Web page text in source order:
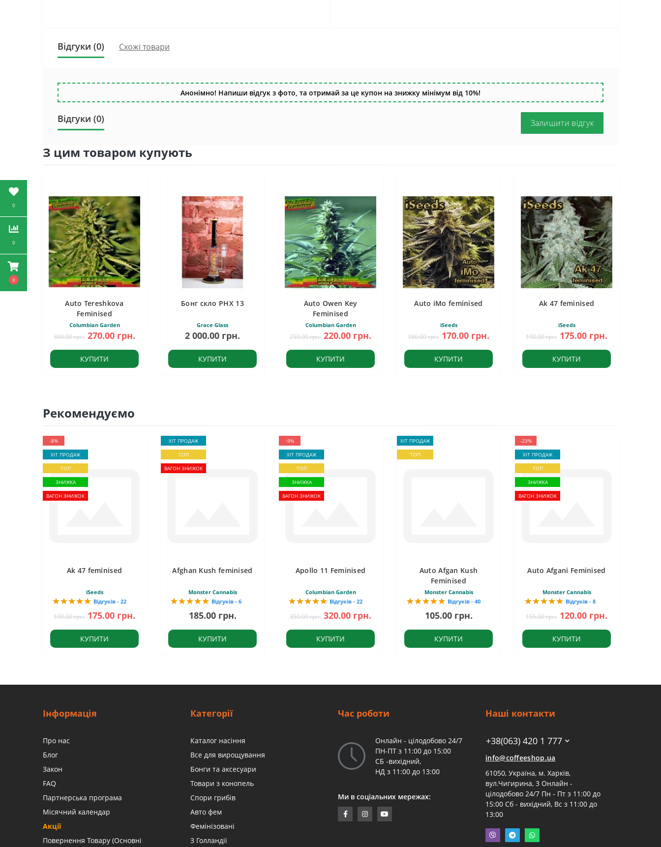
0
0
0
Відгуки (0) Схожі товари
Анонімно! Напиши відгук з фото, та отримай за це купон на знижку мінімум від 10%!
Відгуки (0) Залишити відгук
З цим товаром купують
Auto Tereshkova
Feminised
Columbian Garden
300.00 грн. 270.00 грн.
КУПИТИ
Бонг скло PHX 13
Grace Glass
2 000.00 грн.
КУПИТИ
Auto Owen Key
Feminised
Columbian Garden
250.00 грн. 220.00 грн.
КУПИТИ
Auto iMo feminised
iSeeds
180.00 грн. 170.00 грн.
КУПИТИ
Ak 47 feminised
iSeeds
190.00 грн. 175.00 грн.
КУПИТИ
Рекомендуємо
-8%
ХІТ ПРОДАЖ
ТОП
ЗНИЖКА
ВАГОН ЗНИЖОК
Ak 47 feminised
iSeeds
Відгуків - 22
190.00 грн. 175.00 грн.
КУПИТИ
ХІТ ПРОДАЖ
ТОП
ВАГОН ЗНИЖОК
Afghan Kush feminised
Monster Cannabis
Відгуків - 6
185.00 грн.
КУПИТИ
-9%
ХІТ ПРОДАЖ
ТОП
ЗНИЖКА
ВАГОН ЗНИЖОК
Apollo 11 Feminised
Columbian Garden
Відгуків - 22
350.00 грн. 320.00 грн.
КУПИТИ
ХІТ ПРОДАЖ
ТОП
Auto Afgan Kush
Feminised
Monster Cannabis
Відгуків - 40
105.00 грн.
КУПИТИ
-23%
ХІТ ПРОДАЖ
ТОП
ЗНИЖКА
ВАГОН ЗНИЖОК
Auto Afgani Feminised
Monster Cannabis
Відгуків - 8
155.00 грн. 120.00 грн.
КУПИТИ
Інформація
Про нас
Блог
Закон
FAQ
Партнерська програма
Місячний календар
Акції
Повернення Товару (Основні
Категорії
Каталог насіння
Все для вирощування
Бонги та аксесуари
Товари з конопель
Спори грибів
Авто фем
Фемінізовані
З Голландії
Час роботи
Онлайн - цілодобово 24/7
ПН-ПТ з 11:00 до 15:00
СБ -вихідний,
НД з 11:00 до 13:00
Ми в соціальних мережах:
Наші контакти
+38(063) 420 1 777
info@coffeeshop.ua
61050, Україна, м. Харків,
вул.Чигирина, 3 Онлайн -
цілодобово 24/7 Пн - Пт з 11:00 до
15:00 Сб - вихідний, Вс з 11:00 до
13:00